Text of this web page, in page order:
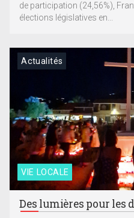
de participation (24,56%),
élections législatives en...
VIE LOCALE
Actualités
Des lumières pour les